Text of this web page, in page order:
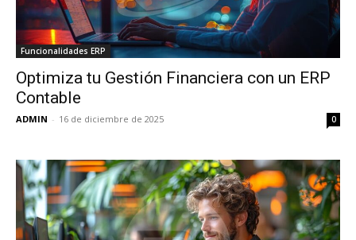
Funcionalidades ERP
Optimiza tu Gestión Financiera con un ERP
Contable
ADMIN - 16 de diciembre de 2025 0